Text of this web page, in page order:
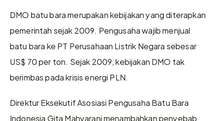
DMO batu bara merupakan kebijakan yang diterapkan
pemerintah sejak 2009. Pengusaha wajib menjual
batu bara ke PT Perusahaan Listrik Negara sebesar
US$ 70 per ton. Sejak 2009, kebijakan DMO tak
berimbas pada krisis energi PLN.
Direktur Eksekutif Asosiasi Pengusaha Batu Bara
Indonesia Gita Mahyarani menambahkan penyebab